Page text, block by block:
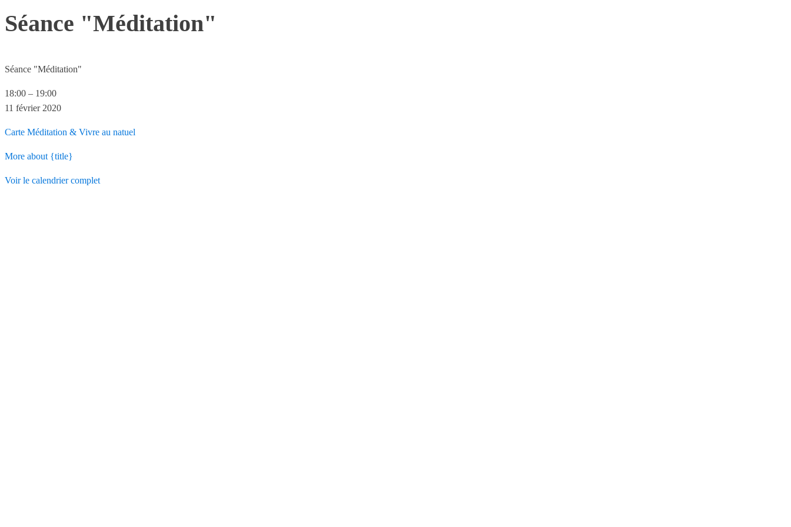
Séance "Méditation"
Séance "Méditation"
18:00 – 19:00
11 février 2020
Carte Méditation & Vivre au natuel
More about {title}
Voir le calendrier complet